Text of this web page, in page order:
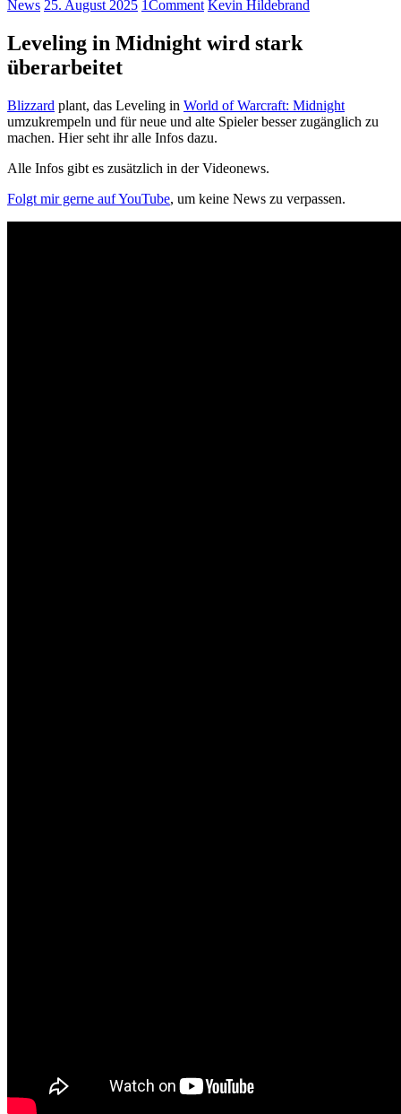
News 25. August 2025 1Comment Kevin Hildebrand
Leveling in Midnight wird stark
überarbeitet
Blizzard plant, das Leveling in World of Warcraft: Midnight
umzukrempeln und für neue und alte Spieler besser zugänglich zu
machen. Hier seht ihr alle Infos dazu.
Alle Infos gibt es zusätzlich in der Videonews.
Folgt mir gerne auf YouTube, um keine News zu verpassen.